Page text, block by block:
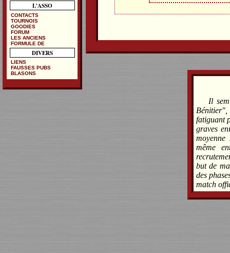
Il
fatiguant
graves
même
but de
des
match
L'ASSO
CONTACTS
TOURNOIS
GOODIES
FORUM
LES ANCIENS
FORMULE DE
DIVERS
LIENS
FAUSSES PUBS
BLASONS